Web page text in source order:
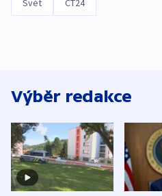
Svět ČT24
Výběr redakce